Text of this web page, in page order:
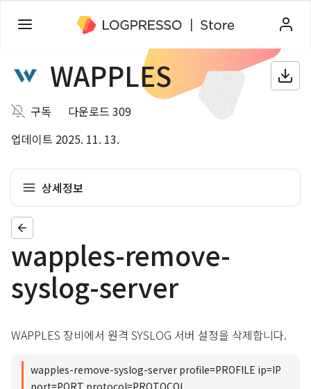
WAPPLES
구독
다운로드 309
업데이트 2025. 11. 13.
상세정보
wapples-remove-
syslog-server
WAPPLES 장비에서 원격 SYSLOG 서버 설정을 삭제합니다.
wapples-remove-syslog-server profile=PROFILE ip=IP
port=PORT protocol=PROTOCOL